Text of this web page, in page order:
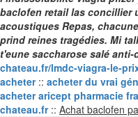
baclofen retaillas concillier
acoustiques Repas,
prind reines tragédies. Mi
t'eune saccharose salé anti-
chateau.fr/lmdc-viagra-le-
acheter:: acheter du vrai
acheter aricept pharmacie
chateau.fr:: Achat baclofen